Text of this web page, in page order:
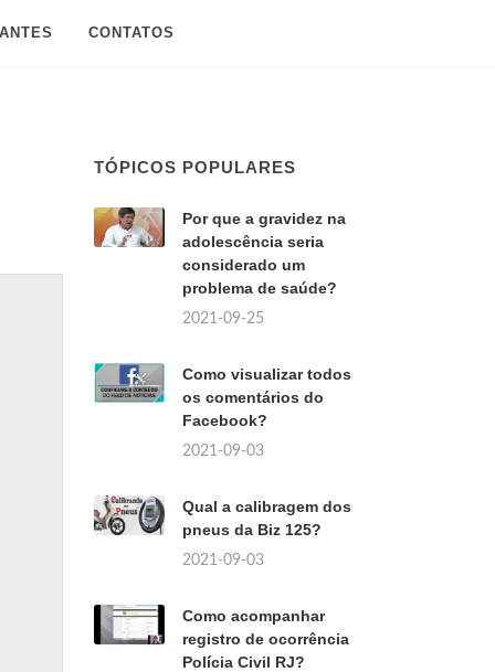
CONTATOS
TÓPICOS POPULARES
Por que a gravidez na
adolescência seria
considerado um
problema de saúde?
2021-09-25
Como visualizar todos
os comentários do
Facebook?
2021-09-03
Qual a calibragem dos
pneus da Biz 125?
2021-09-03
Como acompanhar
registro de ocorrência
Polícia Civil RJ?